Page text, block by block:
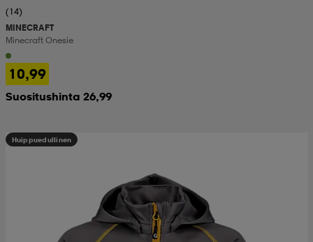
(14)
MINECRAFT
Minecraft Onesie
10,99
Suositushinta 26,99
Huippuedullinen